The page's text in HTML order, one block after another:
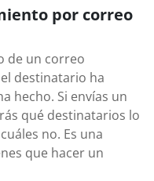
por correo
de un correo
destinatario ha
hecho. Si envías un
qué destinatarios lo
no. Es una
que hacer un